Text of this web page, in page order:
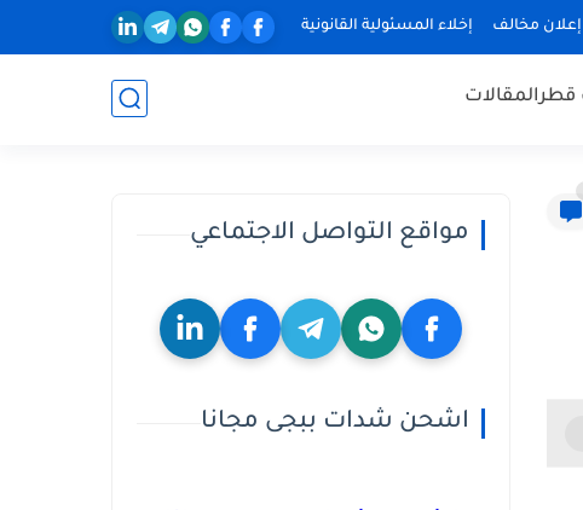
إعلان مخالف إخلاء المسئولية القانونية
قطرالمقالات
مواقع التواصل الاجتماعي
اشحن شدات ببجى مجانا